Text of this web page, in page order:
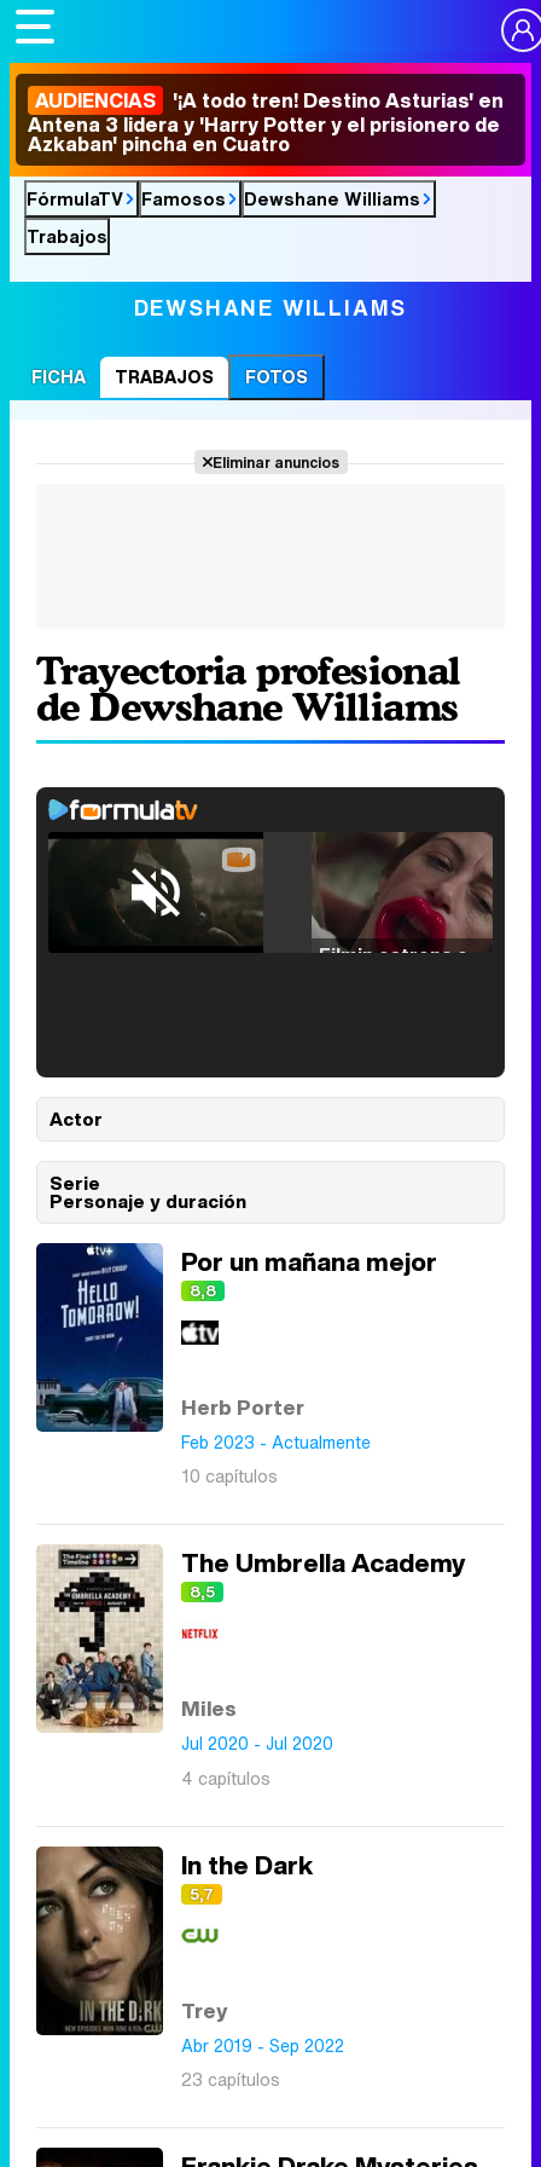
AUDIENCIAS '¡A todo tren! Destino Asturias' en
Antena 3 lidera y 'Harry Potter y el prisionero de
Azkaban' pincha en Cuatro
FórmulaTV Famosos
Dewshane Williams
Trabajos
DEWSHANE WILLIAMS
FICHA TRABAJOS FOTOS
Eliminar anuncios
Trayectoria profesional
de Dewshane Williams
Unmute /
Loaded:
25.30%
'120 Minutos' celebra sus 2.000 programas en Telemadrid con un vídeo del día a día en la redacción
Tráiler de '33 días', la nueva serie de Atresplayer con Julián Villagrán y José Manuel Poga
Actor
Serie
Personaje y duración
Por un mañana mejor
8,8
Herb Porter
Feb 2023 - Actualmente
10 capítulos
The Umbrella Academy
8,5
Miles
Jul 2020 - Jul 2020
4 capítulos
In the Dark
5,7
Trey
Abr 2019 - Sep 2022
23 capítulos